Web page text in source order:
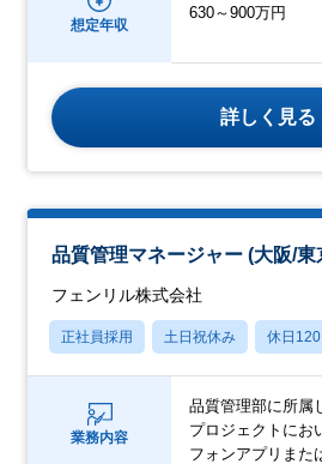
想定年収
630～900万円
詳しく見る
品質管理マネージャー (大阪/東
フェンリル株式会社
正社員採用 土日祝休み 休日
業務内容
品質管理部に所属
プロジェクトにお
フォンアプリまた